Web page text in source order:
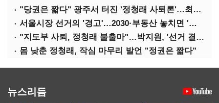
"당권은 짧다" 광주서 터진 '정청래 사퇴론'…최고위 '아수라장'
서울시장 선거의 '경고'…2030·부동산 놓치면 '총선도 대선도' 패배
"지도부 사퇴, 정청래 불출마"…박지원, '선거 결과 책임' 강조
몸 낮춘 정청래, 작심 마무리 발언 "정권은 짧다"
뉴스리듬